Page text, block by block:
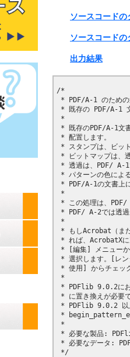
ソースコード
ソースコード
出力結果
/*
* PDF/A-1 のための
* 既存の PDF/A-1
*
* 既存のPDF/A-1文
* 配置します。
* スタンプは、ビッ
* ビットマップは、
* 透過は、PDF/ A-1
* パターンの色によ
* PDF/A-1の文書上
*
* この処理は、PDF/
* PDF/ A-2では透過
*
* もしAcrobat（また
* れば、AcrobatXに
* [編集] メニューか
* 選択します。[レン
* 使用] からチェッ
*
* PDFlib 9.0.2に
* に置き換えが必要
* PDFlib 9.0.2 以上
*
*
* 必要な製品:
* 必要なデータ:
*/